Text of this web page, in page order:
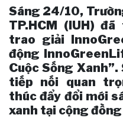
Sáng 24/10,
TP.HCM (IUH)
trao giải
động
Cuộc Sống
tiếp nối quan
thúc đẩy đổi mới
xanh tại cộng